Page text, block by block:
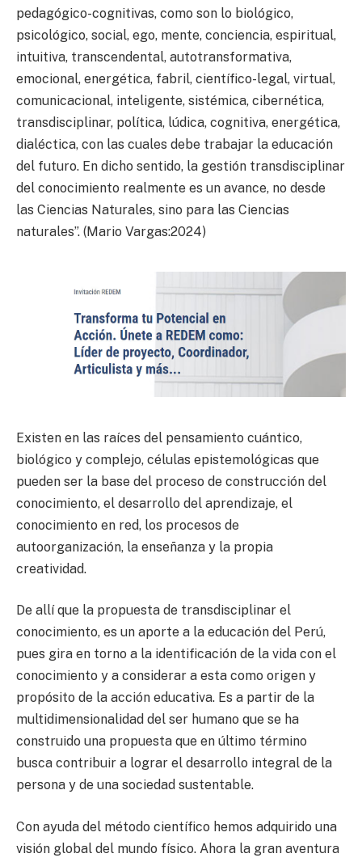
pedagógico-cognitivas, como son lo biológico,
psicológico, social, ego, mente, conciencia, espiritual,
intuitiva, transcendental, autotransformativa,
emocional, energética, fabril, científico-legal, virtual,
comunicacional, inteligente, sistémica, cibernética,
transdisciplinar, política, lúdica, cognitiva, energética,
dialéctica, con las cuales debe trabajar la educación
del futuro. En dicho sentido, la gestión transdisciplinar
del conocimiento realmente es un avance, no desde
las Ciencias Naturales, sino para las Ciencias
naturales”. (Mario Vargas:2024)
Existen en las raíces del pensamiento cuántico,
biológico y complejo, células epistemológicas que
pueden ser la base del proceso de construcción del
conocimiento, el desarrollo del aprendizaje, el
conocimiento en red, los procesos de
autoorganización, la enseñanza y la propia
creatividad.
De allí que la propuesta de transdisciplinar el
conocimiento, es un aporte a la educación del Perú,
pues gira en torno a la identificación de la vida con el
conocimiento y a considerar a esta como origen y
propósito de la acción educativa. Es a partir de la
multidimensionalidad del ser humano que se ha
construido una propuesta que en último término
busca contribuir a lograr el desarrollo integral de la
persona y de una sociedad sustentable.
Con ayuda del método científico hemos adquirido una
visión global del mundo físico. Ahora la gran aventura